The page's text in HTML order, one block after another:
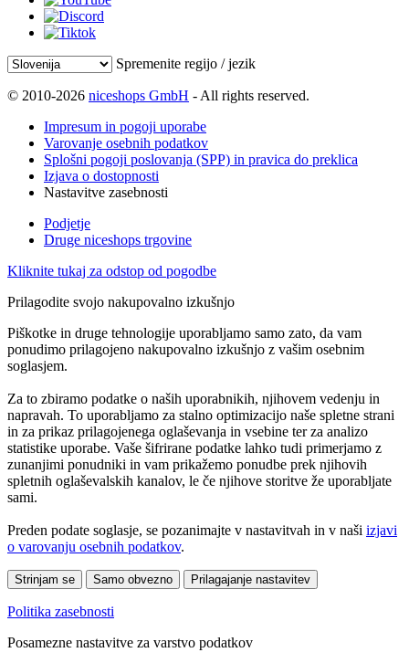
Spremenite regijo / jezik
© 2010-2026 niceshops GmbH - All rights reserved.
Impresum in pogoji uporabe
Varovanje osebnih podatkov
Splošni pogoji poslovanja (SPP) in pravica do preklica
Izjava o dostopnosti
Nastavitve zasebnosti
Podjetje
Druge niceshops trgovine
Kliknite tukaj za odstop od pogodbe
Prilagodite svojo nakupovalno izkušnjo
Piškotke in druge tehnologije uporabljamo samo zato, da vam
ponudimo prilagojeno nakupovalno izkušnjo z vašim osebnim
soglasjem.
Za to zbiramo podatke o naših uporabnikih, njihovem vedenju in
napravah. To uporabljamo za stalno optimizacijo naše spletne strani
in za prikaz prilagojenega oglaševanja in vsebine ter za analizo
statistike uporabe. Vaše šifrirane podatke lahko tudi primerjamo z
zunanjimi ponudniki in vam prikažemo ponudbe prek njihovih
spletnih oglaševalskih kanalov, le če njihove storitve že uporabljate
sami.
Preden podate soglasje, se pozanimajte v nastavitvah in v naši izjavi
o varovanju osebnih podatkov.
Strinjam se Samo obvezno Prilagajanje nastavitev
Politika zasebnosti
Posamezne nastavitve za varstvo podatkov